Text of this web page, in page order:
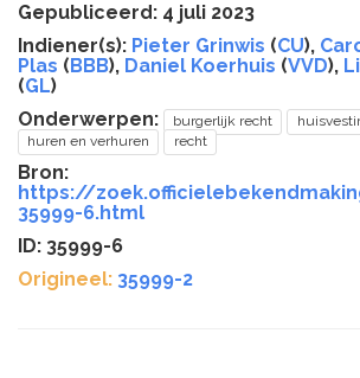
Gepubliceerd: 4 juli 2023
Indiener(s): Pieter Grinwis (CU),
Plas (BBB), Daniel Koerhuis (VVD),
(GL)
Onderwerpen:
burgerlijk recht
huren en verhuren
recht
Bron:
https://
35999-6.html
ID: 35999-6
Origineel: 35999-2